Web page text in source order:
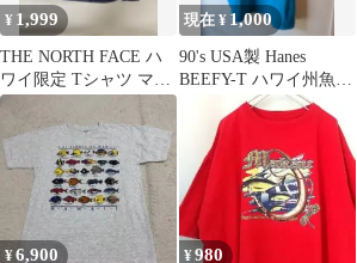
¥ 1,999
THE NORTH FACE ハ
ワイ限定 Tシャツ マウ
イ
現在 ¥ 1,000
90's USA製 Hanes
BEEFY-T ハワイ州魚
プリントTシャツ
¥6,900 ¥980